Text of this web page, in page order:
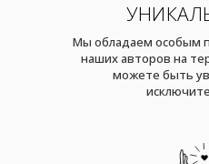
Мы обладаем особым
наших авторов на
можете быть